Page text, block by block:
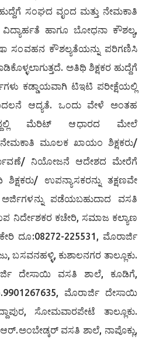
ಸಂಘದ ವೃಂದ ಮತ್ತು ನೇಮಕಾತಿ
ಹಾಗೂ ಬೋಧನಾ ಕೌಶಲ್ಯ,
ಸಂವಹನ ಕೌಶಲ್ಯತೆಯನ್ನು ಪರಿಗಣಿಸಿ
ಅತಿಥಿ ಶಿಕ್ಷಕರ ಹುದ್ದೆಗೆ
ಕಡ್ಡಾಯವಾಗಿ ಟಿಇಟಿ ಪರೀಕ್ಷೆಯಲ್ಲಿ
ಆದ್ಯತೆ. ಒಂದು ವೇಳೆ ಅಂತಹ
ಮೆರಿಟ್ ಆಧಾರದ ಮೇಲೆ
ನೇಮಕಾತಿ ಮೂಲಕ ಖಾಯಂ ಶಿಕ್ಷಕರು/
ನಿಯೋಜನೆ ಆದೇಶದ ಮೇರೆಗೆ
ಶಿಕ್ಷಕರು/ ಉಪನ್ಯಾಸಕರನ್ನು ತಕ್ಷಣವೇ
ಅರ್ಜಿಗಳನ್ನು ಪಡೆಯಬಹುದಾದ ವಸತಿ
ನಿರ್ದೇಶಕರ ಕಚೇರಿ, ಸಮಾಜ ಕಲ್ಯಾಣ
ದೂ:08272-225531, ಮೊರಾರ್ಜಿ
ಬಸವನಹಳ್ಳಿ, ಕುಶಾಲನಗರ ತಾಲ್ಲೂಕು.
ದೇಸಾಯಿ ವಸತಿ ಶಾಲೆ, ಕೂಡಿಗೆ,
ಮೊರಾರ್ಜಿ ದೇಸಾಯಿ
ಸೋಮವಾರಪೇಟೆ ತಾಲ್ಲೂಕು.
ವಸತಿ ಶಾಲೆ, ನಾಪೊಕ್ಲು,